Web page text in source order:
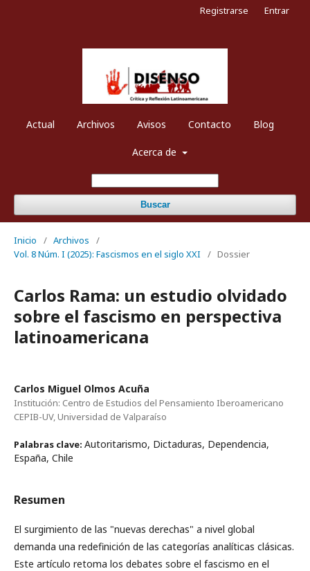
Actual Archivos Avisos Contacto Blog
Acerca de
Buscar
Registrarse Entrar
Inicio / Archivos
/
Vol. 8 Núm. I (2025): Fascismos en el siglo XXI
/ Dossier
Carlos Rama: un estudio olvidado
sobre el fascismo en perspectiva
latinoamericana
Carlos Miguel Olmos Acuña
Institución: Centro de Estudios del Pensamiento Iberoamericano
CEPIB-UV, Universidad de Valparaíso
Palabras clave: Autoritarismo, Dictaduras, Dependencia,
España, Chile
Resumen
El surgimiento de las "nuevas derechas" a nivel global
demanda una redefinición de las categorías analíticas clásicas.
Este artículo retoma los debates sobre el fascismo en el